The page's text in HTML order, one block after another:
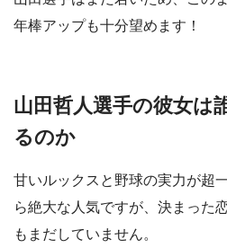
年棒アップも十分望めます！
山田哲人選手の彼女は
るのか
甘いルックスと野球の実力が超
ら絶大な人気ですが、決まった
もまだしていません。